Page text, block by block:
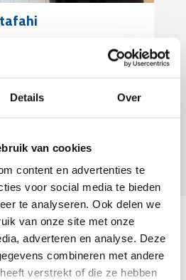
Details Over
van cookies
content en advertenties te
voor social media te bieden
te analyseren. Ook delen we
van onze site met onze
adverteren en analyse. Deze
combineren met andere
verstrekt of die ze hebben
interessant